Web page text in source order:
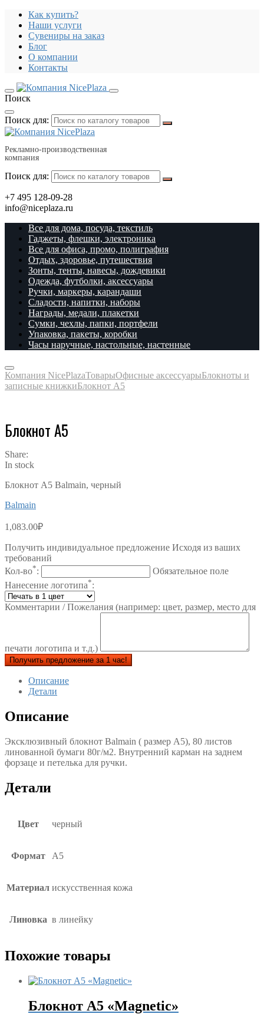
Как купить?
Наши услуги
Сувениры на заказ
Блог
О компании
Контакты
Поиск
Поиск для:
Рекламно-производственная
компания
Поиск для:
+7 495 128-09-28
info@niceplaza.ru
Все для дома, посуда, текстиль
Гаджеты, флешки, электроника
Все для офиса, промо, полиграфия
Отдых, здоровье, путешествия
Зонты, тенты, навесы, дождевики
Одежда, футболки, аксессуары
Ручки, маркеры, карандаши
Сладости, напитки, наборы
Награды, медали, плакетки
Сумки, чехлы, папки, портфели
Упаковка, пакеты, коробки
Часы наручные, настольные, настенные
Компания NicePlazaТоварыОфисные аксессуарыБлокноты и
записные книжкиБлокнот А5
Блокнот А5
Share:
In stock
Блокнот А5 Balmain, черный
Balmain
1,083.00₽
Получить индивидуальное предложение Исходя из ваших
требований
Кол-во*:
Обязательное поле
Нанесение логотипа*:
Комментарии / Пожелания (например: цвет, размер, место для
печати логотипа и т.д.)
Получить предложение за 1 час!
Описание
Детали
Описание
Эксклюзивный блокнот Balmain ( размер А5), 80 листов
линованной бумаги 80г/м2. Внутренний карман на заднем
форзаце и петелька для ручки.
Детали
Цвет черный
Формат А5
Материал искусственная кожа
Линовка в линейку
Похожие товары
Блокнот А5 «Magnetic»